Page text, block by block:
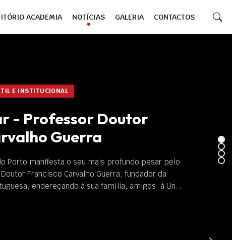
ACADEMIA NOTÍCIAS GALERIA CONTACTOS
E INSTITUCIONAL
- Professor Doutor
Guerra
manifesta o seu mais profundo pesar pelo
Francisco Carvalho Guerra, fundador da
endereçando à sua família, amigos, à Un...